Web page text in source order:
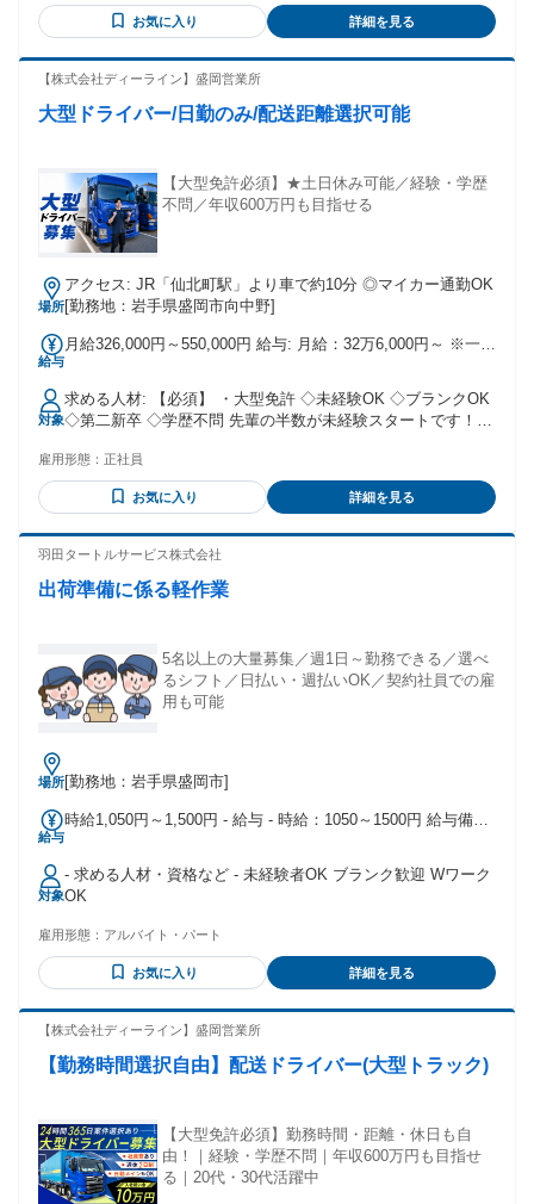
ブランクOK！＞ 元大型ドライバーの方や4トンドライバー、
ルート配送ドライバーなどのトラック運転手経験者はドライ
判断しますので、学歴や経験で合否が左右することはありま
き、トラックが好き ・小型・中型トラックからステップアッ
お気に入り 詳細を見る
【株式会社ディーライン】盛岡営業所
大型ドライバー/日勤のみ/配送距離選択可能
【大型免許必須】★土日休み可能／経験・学歴
不問／年収600万円も目指せる
場所
アクセス: JR「仙北町駅」より車で約10分 ◎マイカー通勤OK
[勤務地：岩手県盛岡市向中野]
給与
月給326,000円～550,000円 給与: 月給：32万6,000円～ ※一律
を増やしていくことで収入アップを目指せます！ 初年度の年
収 400万円～600万円 モデル年収例 年収600万円（経験3年）
◆賞与／年2回 ◆運行手当 ◆休日出勤手当 ◆土曜出勤手当 ◆
泊り手当（土日に泊まりがあった場合／1万円）
対象
求める人材: 【必須】 ・大型免許 ◇未経験OK ◇ブランクOK
◇第二新卒 ◇学歴不問 先輩の半数が未経験スタートです！
っている方 ・安定企業で長く腰を据えて働きたい方 ・フリー
ターから正社員をめざしたい方 ・長距離ドライバー、ルート
配送ドライバー、中型ドライバー、などの経験を活かしたい
ど、 異業種から転職した先輩も多数♪
雇用形態： 正社員
お気に入り 詳細を見る
羽田タートルサービス株式会社
出荷準備に係る軽作業
5名以上の大量募集／週1日～勤務できる／選べ
るシフト／日払い・週払いOK／契約社員での雇
用も可能
場所[勤務地：岩手県盛岡市]
給与
時給1,050円～1,500円 - 給与 - 時給：1050～1500円 給与備
1,050円～★日払い・週払いOK★給与前渡金制度あり
対象
- 求める人材・資格など - 未経験者OK ブランク歓迎 Wワーク
OK
雇用形態： アルバイト・パート
お気に入り 詳細を見る
【株式会社ディーライン】盛岡営業所
【勤務時間選択自由】配送ドライバー(大型トラック)
【大型免許必須】勤務時間・距離・休日も自
由！｜経験・学歴不問｜年収600万円も目指せ
る｜20代・30代活躍中